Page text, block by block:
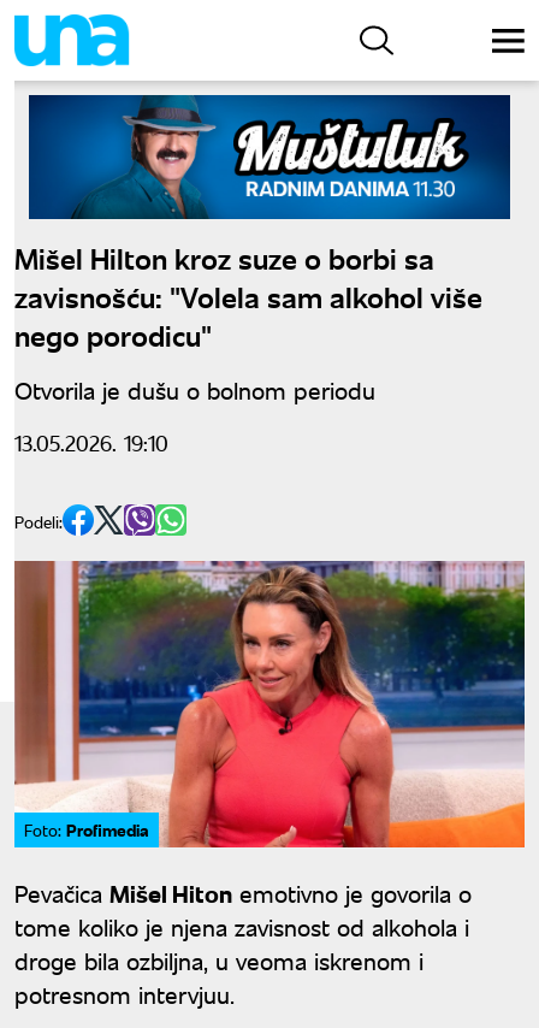
Mišel Hilton kroz suze o borbi sa
zavisnošću: "Volela sam alkohol više
nego porodicu"
Otvorila je dušu o bolnom periodu
13.05.2026. 19:10
Podeli:
Foto: Profimedia
Pevačica Mišel Hiton emotivno je govorila o
tome koliko je njena zavisnost od alkohola i
droge bila ozbiljna, u veoma iskrenom i
potresnom intervjuu.